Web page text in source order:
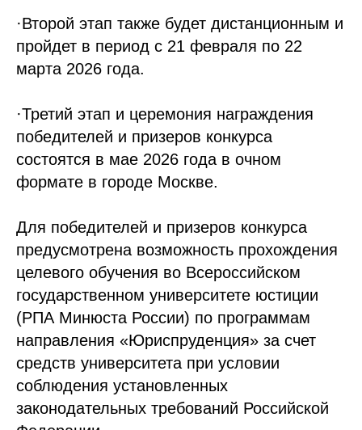
·Второй этап также будет дистанционным и
пройдет в период с 21 февраля по 22
марта 2026 года.
·Третий этап и церемония награждения
победителей и призеров конкурса
состоятся в мае 2026 года в очном
формате в городе Москве.
Для победителей и призеров конкурса
предусмотрена возможность прохождения
целевого обучения во Всероссийском
государственном университете юстиции
(РПА Минюста России) по программам
направления «Юриспруденция» за счет
средств университета при условии
соблюдения установленных
законодательных требований Российской